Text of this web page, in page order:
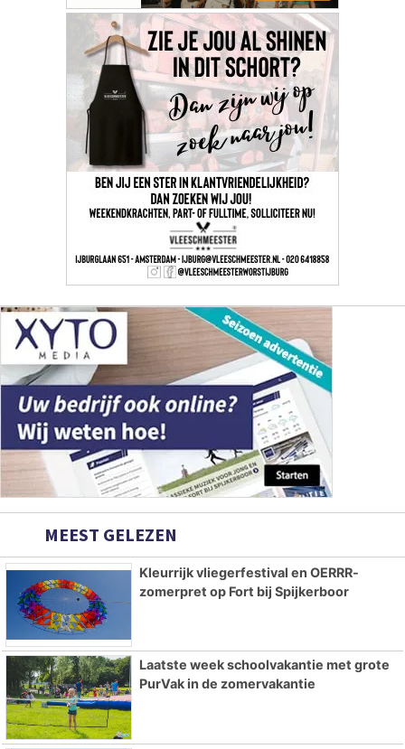
MEEST GELEZEN
Kleurrijk vliegerfestival en OERRR-
zomerpret op Fort bij Spijkerboor
Laatste week schoolvakantie met grote
PurVak in de zomervakantie